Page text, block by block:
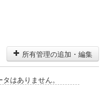
所有管理の追加・編集
はありません。